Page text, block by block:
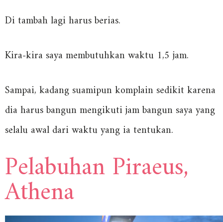
Di tambah lagi harus berias.
Kira-kira saya membutuhkan waktu 1,5 jam.
Sampai, kadang suamipun komplain sedikit karena
dia harus bangun mengikuti jam bangun saya yang
selalu awal dari waktu yang ia tentukan.
Pelabuhan Piraeus,
Athena